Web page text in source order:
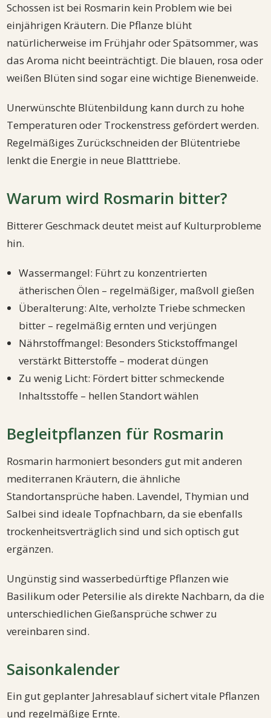
Schossen ist bei Rosmarin kein Problem wie bei
einjährigen Kräutern. Die Pflanze blüht
natürlicherweise im Frühjahr oder Spätsommer, was
das Aroma nicht beeinträchtigt. Die blauen, rosa oder
weißen Blüten sind sogar eine wichtige Bienenweide.
Unerwünschte Blütenbildung kann durch zu hohe
Temperaturen oder Trockenstress gefördert werden.
Regelmäßiges Zurückschneiden der Blütentriebe
lenkt die Energie in neue Blatttriebe.
Warum wird Rosmarin bitter?
Bitterer Geschmack deutet meist auf Kulturprobleme
hin.
Wassermangel: Führt zu konzentrierten
ätherischen Ölen – regelmäßiger, maßvoll gießen
Überalterung: Alte, verholzte Triebe schmecken
bitter – regelmäßig ernten und verjüngen
Nährstoffmangel: Besonders Stickstoffmangel
verstärkt Bitterstoffe – moderat düngen
Zu wenig Licht: Fördert bitter schmeckende
Inhaltsstoffe – hellen Standort wählen
Begleitpflanzen für Rosmarin
Rosmarin harmoniert besonders gut mit anderen
mediterranen Kräutern, die ähnliche
Standortansprüche haben. Lavendel, Thymian und
Salbei sind ideale Topfnachbarn, da sie ebenfalls
trockenheitsverträglich sind und sich optisch gut
ergänzen.
Ungünstig sind wasserbedürftige Pflanzen wie
Basilikum oder Petersilie als direkte Nachbarn, da die
unterschiedlichen Gießansprüche schwer zu
vereinbaren sind.
Saisonkalender
Ein gut geplanter Jahresablauf sichert vitale Pflanzen
und regelmäßige Ernte.